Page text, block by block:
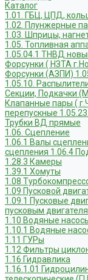
Каталог
1.01. ГБЦ, ЦПД,
1.02. Плунжерные
1.03. Шприцы,
1.05. Топливная
1.05.04.1 ТНВД
Форсунки ( НЗТА
Форсунки (АЗПИ)
1.05.10.
Секции, Подкачки
Клапанные пары (
перепускные
Трубки ВД прямые
1.06. Сцепление
1.06.1 Валы
сцепления 1.06.4
1.28.3 Камеры
1.39.1 Хомуты
1.08
1.09 Пусковой
1.09.1 Пусковые
пусковым
1.10 Водяные
1.10.1 Водяные
1.11 ГУРы
1.12 Фильтры
1.16 Гидравлика
1.16.1.01